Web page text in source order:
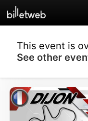
This event is
See other